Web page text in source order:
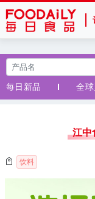
每日新品
全
江中
饮料